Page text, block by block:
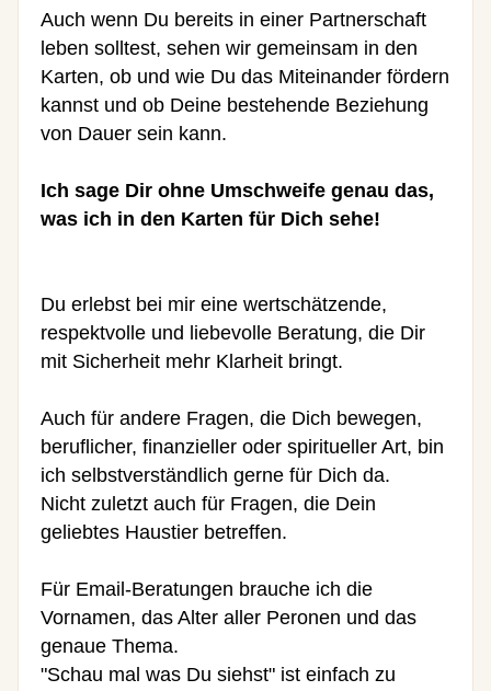
Auch wenn Du bereits in einer Partnerschaft
leben solltest, sehen wir gemeinsam in den
Karten, ob und wie Du das Miteinander fördern
kannst und ob Deine bestehende Beziehung
von Dauer sein kann.
Ich sage Dir ohne Umschweife genau das,
was ich in den Karten für Dich sehe!
Du erlebst bei mir eine wertschätzende,
respektvolle und liebevolle Beratung, die Dir
mit Sicherheit mehr Klarheit bringt.
Auch für andere Fragen, die Dich bewegen,
beruflicher, finanzieller oder spiritueller Art, bin
ich selbstverständlich gerne für Dich da.
Nicht zuletzt auch für Fragen, die Dein
geliebtes Haustier betreffen.
Für Email-Beratungen brauche ich die
Vornamen, das Alter aller Peronen und das
genaue Thema.
"Schau mal was Du siehst" ist einfach zu